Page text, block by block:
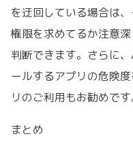
を迂回している場合は
権限を求めてるか注意
判断できます。さらに
ールするアプリの危険
リのご利用もお勧めです
まとめ